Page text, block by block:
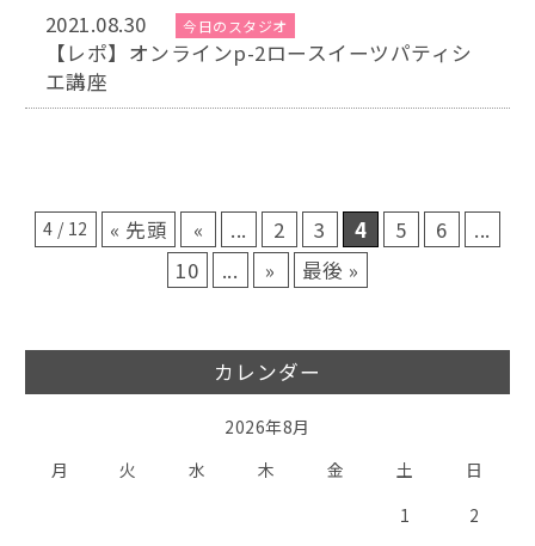
2021.08.30
今日のスタジオ
【レポ】オンラインp-2ロースイーツパティシ
エ講座
4 / 12 « 先頭 « ... 2 3 4 5 6
...
10
... » 最後 »
カレンダー
2026年8月
月
火 水 木 金 土 日
1
2